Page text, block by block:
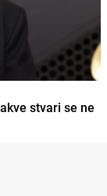
stvari se ne